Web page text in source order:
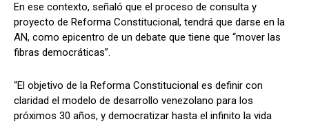
En ese contexto, señaló que el proceso de consulta y
proyecto de Reforma Constitucional, tendrá que darse en la
AN, como epicentro de un debate que tiene que “mover las
fibras democráticas”.
“El objetivo de la Reforma Constitucional es definir con
claridad el modelo de desarrollo venezolano para los
próximos 30 años, y democratizar hasta el infinito la vida